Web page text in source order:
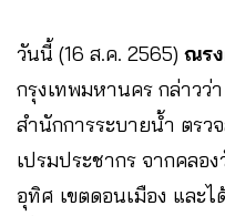
วันนี้ (16 ส.ค. 2565) ณรง
กรุงเทพมหานคร กล่าวว่
สำนักการระบายน้ำ ตรว
เปรมประชากร จากคลอ
อุทิศ เขตดอนเมือง และ